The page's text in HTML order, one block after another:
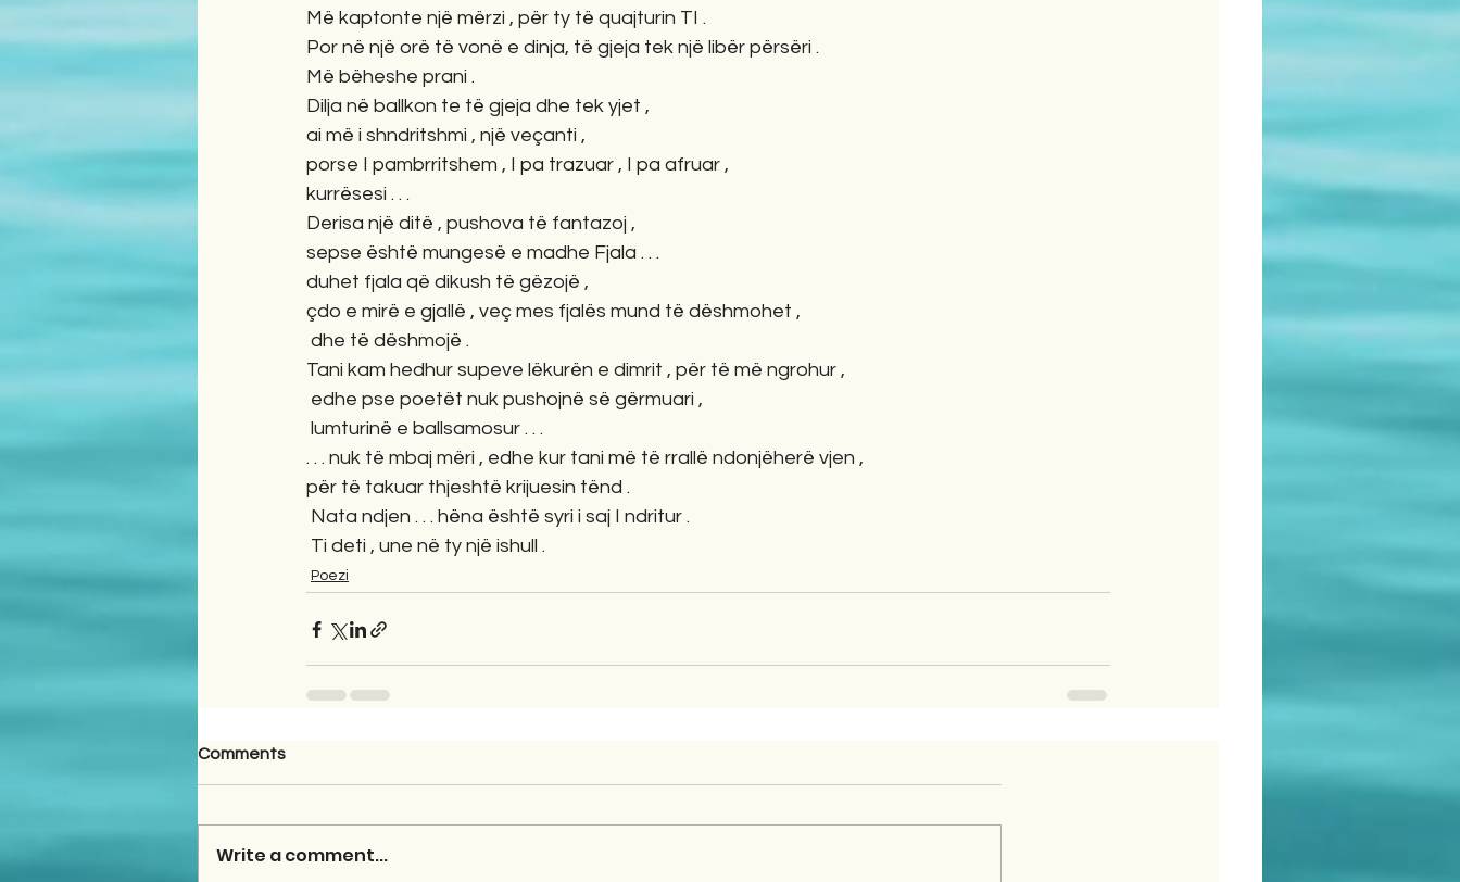
Më kaptonte një mërzi , për ty të quajturin TI .
Por në një orë të vonë e dinja, të gjeja tek një libër përsëri .
Më bëheshe prani .
Dilja në ballkon te të gjeja dhe tek yjet ,
ai më i shndritshmi , një veçanti ,
porse I pambrritshem , I pa trazuar , I pa afruar ,
kurrësesi . . .
Derisa një ditë , pushova të fantazoj ,
sepse është mungesë e madhe Fjala . . .
duhet fjala që dikush të gëzojë ,
çdo e mirë e gjallë , veç mes fjalës mund të dëshmohet ,
dhe të dëshmojë .
Tani kam hedhur supeve lëkurën e dimrit , për të më ngrohur ,
edhe pse poetët nuk pushojnë së gërmuari ,
lumturinë e ballsamosur . . .
. . . nuk të mbaj mëri , edhe kur tani më të rrallë ndonjëherë vjen ,
për të takuar thjeshtë krijuesin tënd .
Nata ndjen . . . hëna është syri i saj I ndritur .
Ti deti , une në ty një ishull .
Poezi
Comments
Write a comment...